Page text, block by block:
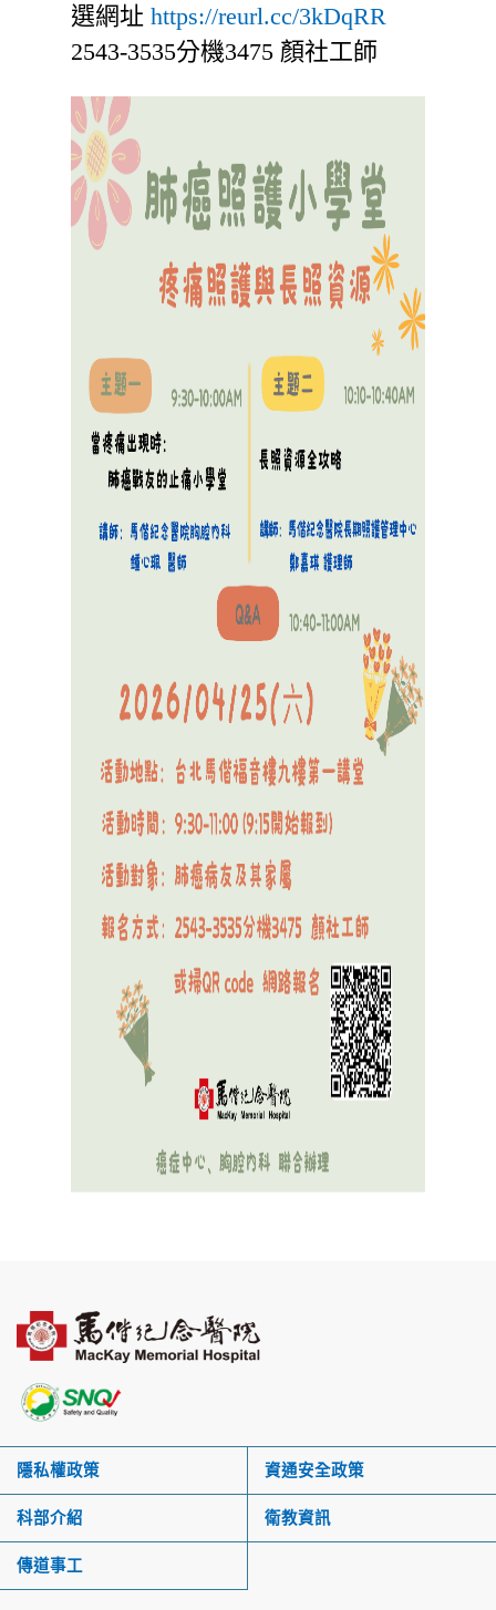
選網址 https://reurl.cc/3kDqRR
2543-3535分機3475 顏社工師
隱私權政策 資通安全政策
科部介紹 衛教資訊
傳道事工